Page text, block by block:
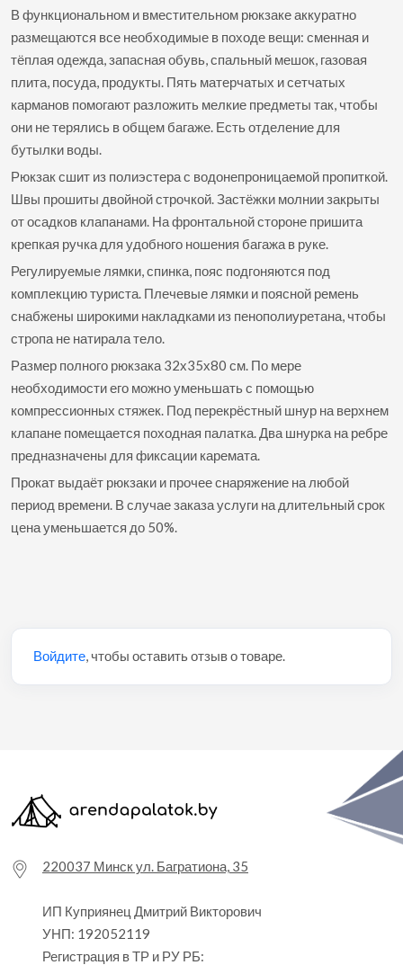
В функциональном и вместительном рюкзаке аккуратно
размещаются все необходимые в походе вещи: сменная и
тёплая одежда, запасная обувь, спальный мешок, газовая
плита, посуда, продукты. Пять матерчатых и сетчатых
карманов помогают разложить мелкие предметы так, чтобы
они не терялись в общем багаже. Есть отделение для
бутылки воды.
Рюкзак сшит из полиэстера с водонепроницаемой пропиткой.
Швы прошиты двойной строчкой. Застёжки молнии закрыты
от осадков клапанами. На фронтальной стороне пришита
крепкая ручка для удобного ношения багажа в руке.
Регулируемые лямки, спинка, пояс подгоняются под
комплекцию туриста. Плечевые лямки и поясной ремень
снабжены широкими накладками из пенополиуретана, чтобы
стропа не натирала тело.
Размер полного рюкзака 32х35х80 см. По мере
необходимости его можно уменьшать с помощью
компрессионных стяжек. Под перекрёстный шнур на верхнем
клапане помещается походная палатка. Два шнурка на ребре
предназначены для фиксации каремата.
Прокат выдаёт рюкзаки и прочее снаряжение на любой
период времени. В случае заказа услуги на длительный срок
цена уменьшается до 50%.
Войдите, чтобы оставить отзыв о товаре.
220037 Минск ул. Багратиона, 35
ИП Куприянец Дмитрий Викторович
УНП: 192052119
Регистрация в ТР и РУ РБ: